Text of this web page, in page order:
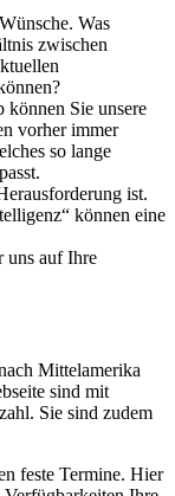
Was
zwischen
können Sie unsere
vorher immer
so lange
ist.
können eine
uns auf Ihre
Mittelamerika
sind mit
Sie sind zudem
feste Termine. Hier